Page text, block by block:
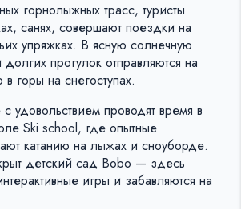
горнолыжных трасс, туристы
санях, совершают поездки на
упряжках. В ясную солнечную
прогулок отправляются на
горы на снегоступах.
удовольствием проводят время в
Ski school, где опытные
катанию на лыжах и сноуборде.
детский сад Bobo — здесь
игры и забавляются на